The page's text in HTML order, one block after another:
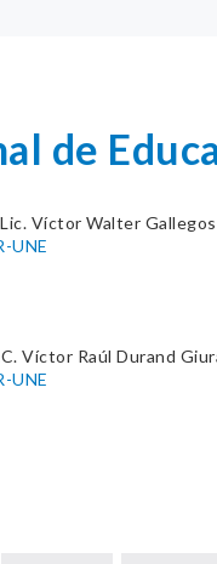
de
Lic. Víctor Walter
UNE
Víctor Raúl Durand
UNE